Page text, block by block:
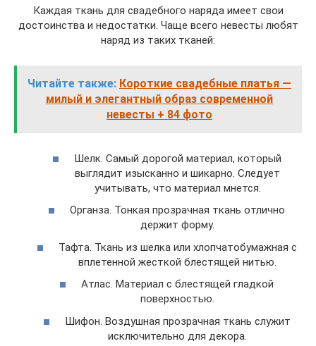
Каждая ткань для свадебного наряда имеет свои
достоинства и недостатки. Чаще всего невесты любят
наряд из таких тканей:
Читайте также: Короткие свадебные платья —
милый и элегантный образ современной
невесты + 84 фото
Шелк. Самый дорогой материал, который
выглядит изысканно и шикарно. Следует
учитывать, что материал мнется.
Органза. Тонкая прозрачная ткань отлично
держит форму.
Тафта. Ткань из шелка или хлопчатобумажная с
вплетенной жесткой блестящей нитью.
Атлас. Материал с блестящей гладкой
поверхностью.
Шифон. Воздушная прозрачная ткань служит
исключительно для декора.